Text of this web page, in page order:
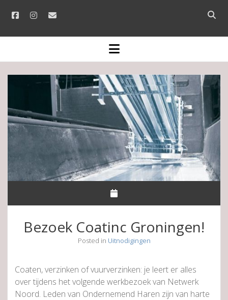
facebookinstagram
email
Open
bar
open
menu
Bezoek Coatinc Groningen!
Posted in Uitnodigingen
Coaten, verzinken of vuurverzinken: je leert er alles
over tijdens het volgende werkbezoek van Netwerk
Noord. Leden van Ondernemend Haren zijn van harte